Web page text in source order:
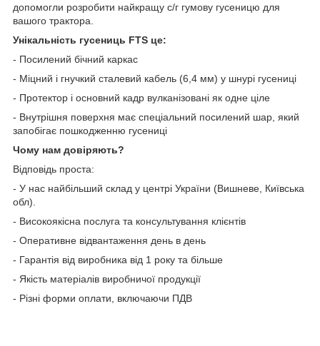
допомогли розробити найкращу с/г гумову гусеницю для
вашого трактора.
Унікальність гусениць FTS це:
- Посилений бічний каркас
- Міцний і гнучкий сталевий кабель (6,4 мм) у шнурі гусениці
- Протектор і основний кадр вулканізовані як одне ціле
- Внутрішня поверхня має спеціальний посилений шар, який
запобігає пошкодженню гусениці
Чому нам довіряють?
Відповідь проста:
- У нас найбільший склад у центрі України (Вишневе, Київська
обл).
- Високоякісна послуга та консультування клієнтів
- Оперативне відвантаження день в день
- Гарантія від виробника від 1 року та більше
- Якість матеріалів виробничої продукції
- Різні форми оплати, включаючи ПДВ